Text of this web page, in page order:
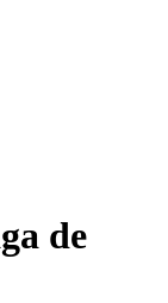
de